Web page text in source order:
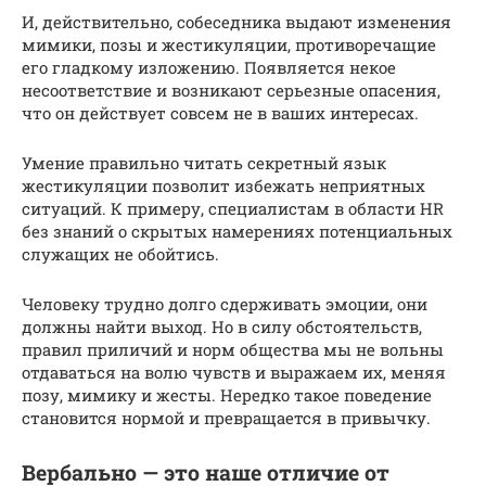
И, действительно, собеседника выдают изменения
мимики, позы и жестикуляции, противоречащие
его гладкому изложению. Появляется некое
несоответствие и возникают серьезные опасения,
что он действует совсем не в ваших интересах.
Умение правильно читать секретный язык
жестикуляции позволит избежать неприятных
ситуаций. К примеру, специалистам в области HR
без знаний о скрытых намерениях потенциальных
служащих не обойтись.
Человеку трудно долго сдерживать эмоции, они
должны найти выход. Но в силу обстоятельств,
правил приличий и норм общества мы не вольны
отдаваться на волю чувств и выражаем их, меняя
позу, мимику и жесты. Нередко такое поведение
становится нормой и превращается в привычку.
Вербально — это наше отличие от